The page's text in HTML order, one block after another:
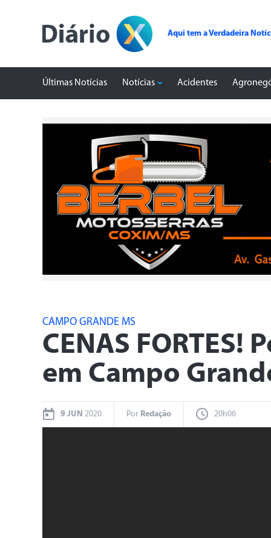
Aqui tem a Verdadeira
Últimas Notícias Notícias Acidentes
CAMPO GRANDE MS
CENAS
em Campo
9 JUN 2020 Por Redação 20h06